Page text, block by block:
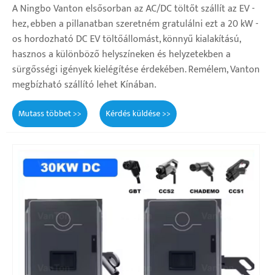
A Ningbo Vanton elsősorban az AC/DC töltőt szállít az EV -
hez, ebben a pillanatban szeretném gratulálni ezt a 20 kW -
os hordozható DC EV töltőállomást, könnyű kialakítású,
hasznos a különböző helyszíneken és helyzetekben a
sürgősségi igények kielégítése érdekében. Remélem, Vanton
megbízható szállító lehet Kínában.
Mutass többet >> Kérdés küldése >>